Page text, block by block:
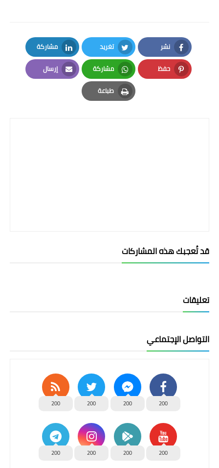
نشر
Facebook
تغريد
Twitter
مشاركة
LinkedIn
حفظ
Pinterest
مشاركة
Whatsapp
إرسال
Email
طباعة
Print
قد تُعجبك هذه المشاركات
تعليقات
التواصل الإجتماعي
200
200
200
200
200
200
200
200